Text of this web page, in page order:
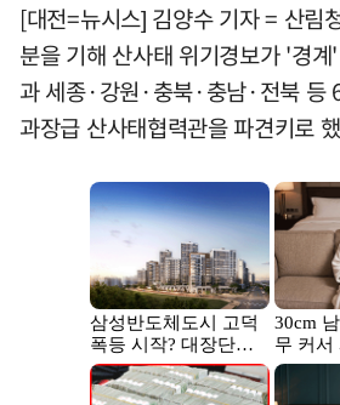
[대전=뉴시스] 김양수 기자 = 산림
분을 기해 산사태 위기경보가 '경
과 세종·강원·충북·충남·전북 등
과장급 산사태협력관을 파견키로